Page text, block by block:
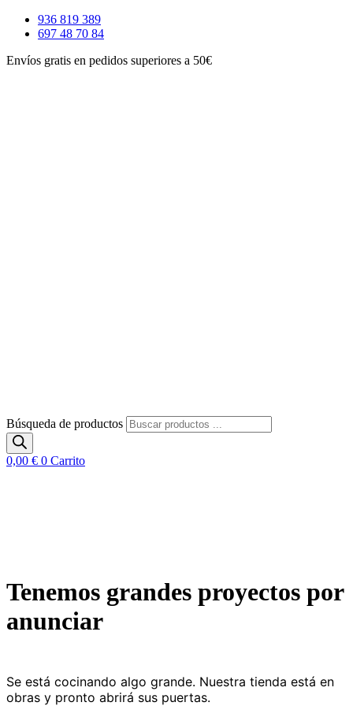
936 819 389
697 48 70 84
Envíos gratis en pedidos superiores a 50€
Búsqueda de productos
0,00 € 0 Carrito
Tenemos grandes proyectos por
anunciar
Se está cocinando algo grande. Nuestra tienda está en
obras y pronto abrirá sus puertas.